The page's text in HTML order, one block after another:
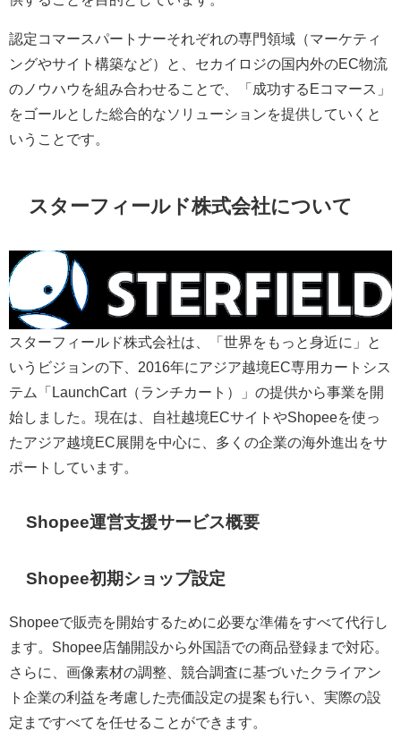
認定コマースパートナーそれぞれの専門領域（マーケティ
ングやサイト構築など）と、セカイロジの国内外のEC物流
のノウハウを組み合わせることで、「成功するEコマース」
をゴールとした総合的なソリューションを提供していくと
いうことです。
スターフィールド株式会社について
スターフィールド株式会社は、「世界をもっと身近に」と
いうビジョンの下、2016年にアジア越境EC専用カートシス
テム「LaunchCart（ランチカート）」の提供から事業を開
始しました。現在は、自社越境ECサイトやShopeeを使っ
たアジア越境EC展開を中心に、多くの企業の海外進出をサ
ポートしています。
Shopee運営支援サービス概要
Shopee初期ショップ設定
Shopeeで販売を開始するために必要な準備をすべて代行し
ます。Shopee店舗開設から外国語での商品登録まで対応。
さらに、画像素材の調整、競合調査に基づいたクライアン
ト企業の利益を考慮した売価設定の提案も行い、実際の設
定まですべてを任せることができます。